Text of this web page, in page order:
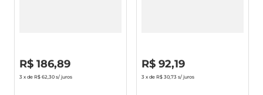
R$ 186,89
3 x de R$ 62,30 s/ juros
R$ 92,19
3 x de R$ 30,73 s/ juros